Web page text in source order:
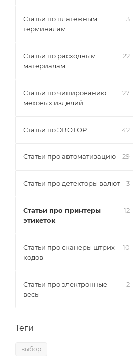
Статьи по платежным
терминалам
3
Статьи по расходным
материалам
22
Статьи по чипированию
меховых изделий
27
Статьи по ЭВОТОР 42
Статьи про автоматизацию 29
Статьи про детекторы валют 3
Статьи про принтеры
этикеток
12
Статьи про сканеры штрих-
кодов
10
Статьи про электронные
весы
2
Теги
выбор